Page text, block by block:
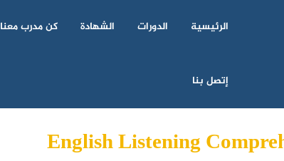
الرئيسية الدورات الشهادة كن مدرب معنا
إتصل بنا
English Listening